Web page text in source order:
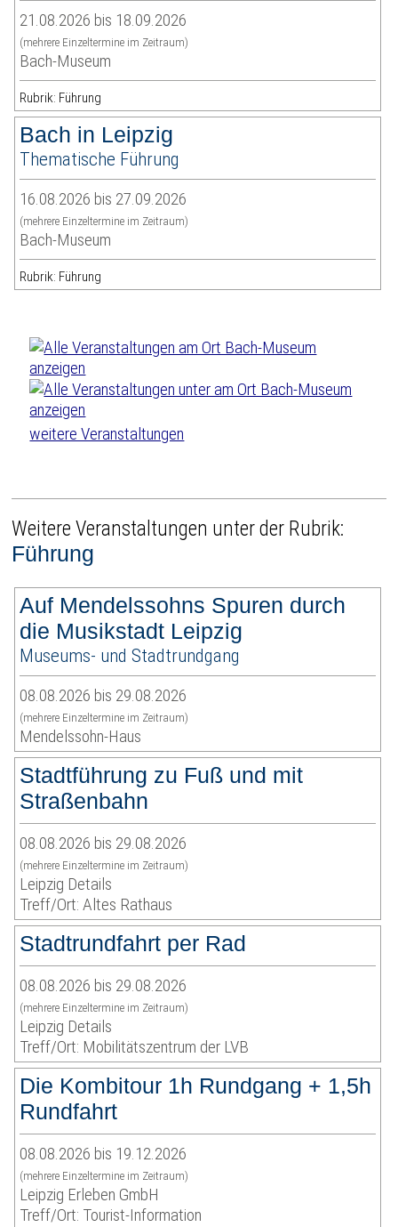
21.08.2026 bis 18.09.2026
(mehrere Einzeltermine im Zeitraum)
Bach-Museum
Rubrik: Führung
Bach in Leipzig
Thematische Führung
16.08.2026 bis 27.09.2026
(mehrere Einzeltermine im Zeitraum)
Bach-Museum
Rubrik: Führung
weitere Veranstaltungen
Weitere Veranstaltungen unter der Rubrik:
Führung
Auf Mendelssohns Spuren durch
die Musikstadt Leipzig
Museums- und Stadtrundgang
08.08.2026 bis 29.08.2026
(mehrere Einzeltermine im Zeitraum)
Mendelssohn-Haus
Stadtführung zu Fuß und mit
Straßenbahn
08.08.2026 bis 29.08.2026
(mehrere Einzeltermine im Zeitraum)
Leipzig Details
Treff/Ort: Altes Rathaus
Stadtrundfahrt per Rad
08.08.2026 bis 29.08.2026
(mehrere Einzeltermine im Zeitraum)
Leipzig Details
Treff/Ort: Mobilitätszentrum der LVB
Die Kombitour 1h Rundgang + 1,5h
Rundfahrt
08.08.2026 bis 19.12.2026
(mehrere Einzeltermine im Zeitraum)
Leipzig Erleben GmbH
Treff/Ort: Tourist-Information